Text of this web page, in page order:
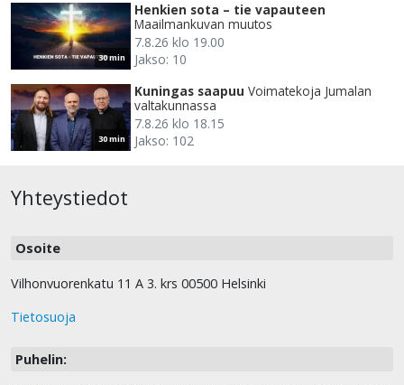
30 min
Henkien sota – tie vapauteen
Maailmankuvan muutos
7.8.26 klo 19.00
Jakso: 10
30 min
Kuningas saapuu Voimatekoja Jumalan
valtakunnassa
7.8.26 klo 18.15
Jakso: 102
Yhteystiedot
Osoite
Vilhonvuorenkatu 11 A 3. krs 00500 Helsinki
Tietosuoja
Puhelin: